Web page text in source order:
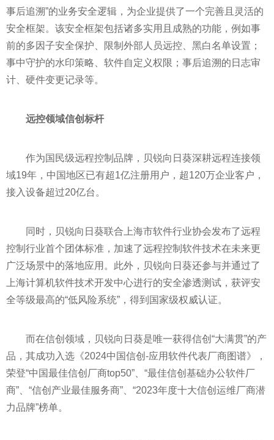
事后追溯”的业务安全逻辑，为企业提供了一个完善且灵活的
安全框架。该安全框架包括诸多实用且成熟的功能，例如事
前的多因子安全保护、限制外部人员远控、黑白名单设置；
事中守护的水印策略、软件自定义权限；事后追溯的日志审
计、硬件变更记录等。
远控领域信创标杆
作为国民级远程控制品牌，贝锐向日葵深耕远程连接领
域19年，中国地区已有超1亿注册用户，超120万企业客户，
接入设备超过20亿台。
同时，贝锐向日葵联合上海市软件行业协会发布了远程
控制行业首个团体标准，加速了远程控制软件技术在未来更
广泛场景中的落地应用。此外，贝锐向日葵还参与并通过了
上海计算机软件技术开发中心进行的安全渗透测试，获评安
全等级最高的“低风险系统”，得到国家级权威认证。
而在信创领域，贝锐向日葵是唯一获得信创“大满贯”的产
品，其成功入选《2024中国信创-应用软件代表厂商图谱》，
荣登“中国最佳信创厂商top50”、“最佳信创基础办公软件厂
商”、“信创产业最佳服务商”、“2023年度十大信创运维厂商潜
力品牌”榜单。